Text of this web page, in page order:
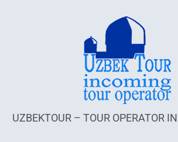
UZBEKTOUR – TOUR OPERATOR